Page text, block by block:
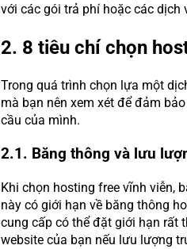
với các gói trả phí hoặc các dịch
2. 8 tiêu chí chọn
Trong quá trình chọn lựa một
mà bạn nên xem xét để đảm
cầu của mình.
2.1. Băng thông và lưu
Khi chọn hosting free vĩnh viễn,
này có giới hạn về băng thông
cung cấp có thể đặt giới hạn rất
website của bạn nếu lưu lượng